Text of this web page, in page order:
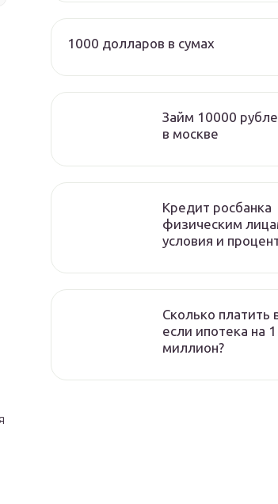
1000 долларов в сумах
Займ 10000
в москве
Кредит росбанка
физическим
условия и
Сколько платить
если ипотека на 1
миллион?